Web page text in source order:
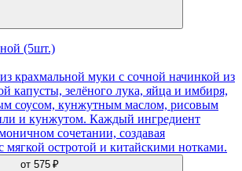
(5шт.)
крахмальной муки с сочной начинкой из
капусты, зелёного лука, яйца и имбиря,
соусом, кунжутным маслом, рисовым
и кунжутом. Каждый ингредиент
сочетании, создавая
остротой и китайскими нотками.
от 575 ₽